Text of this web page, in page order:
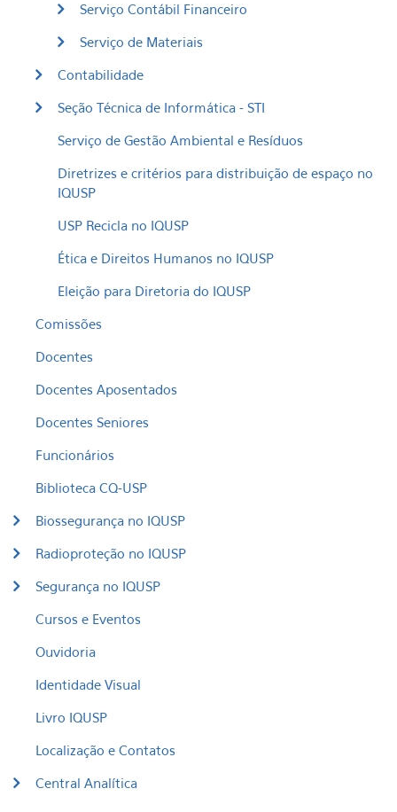
Serviço Contábil Financeiro
Serviço de Materiais
Contabilidade
Seção Técnica de Informática - STI
Serviço de Gestão Ambiental e Resíduos
Diretrizes e critérios para distribuição de espaço no
IQUSP
USP Recicla no IQUSP
Ética e Direitos Humanos no IQUSP
Eleição para Diretoria do IQUSP
Comissões
Docentes
Docentes Aposentados
Docentes Seniores
Funcionários
Biblioteca CQ-USP
Biossegurança no IQUSP
Radioproteção no IQUSP
Segurança no IQUSP
Cursos e Eventos
Ouvidoria
Identidade Visual
Livro IQUSP
Localização e Contatos
Central Analítica